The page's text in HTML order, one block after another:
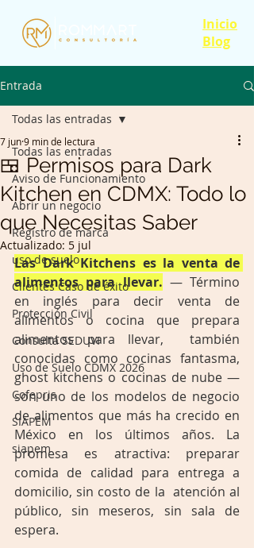
Inicio
Blog
Entrada
Todas las entradas
Aviso de Funcionamiento
Abrir un negocio
Registro de marca
uso de suelo
Clientes Caso de éxito
Protección Civil
Consulta SEDUVI
Uso de Suelo CDMX 2026
Cofepris
SIAPEM
siapem
Todas las entradas
🍱 Permisos para Dark
Kitchen en CDMX: Todo lo
que Necesitas Saber
7 jun9 min de lectura
Actualizado: 5 jul
Las Dark Kitchens es la venta de
alimentos para llevar. — Término
en inglés para decir venta de
alimentos o cocina que prepara
alimentos para llevar,  también
conocidas como cocinas fantasma,
ghost kitchens o cocinas de nube —
son uno de los modelos de negocio
de alimentos que más ha crecido en
México en los últimos años. La
promesa es atractiva: preparar
comida de calidad para entrega a
domicilio, sin costo de la  atención al
público, sin meseros, sin sala de
espera.